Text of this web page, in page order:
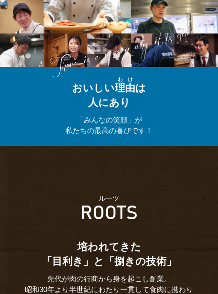
おいしい理由
わけ
は
人にあり
「みんなの笑顔」が
私たちの最高の喜びです！
ルーツ
ROOTS
培われてきた
「目利き」と「捌きの技術」
先代が肉の行商から身を起こし創業。
昭和30年より半世紀にわたり一貫して食肉に携わり